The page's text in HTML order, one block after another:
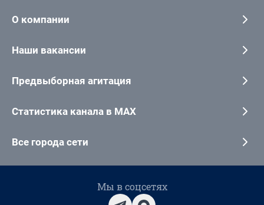
О компании
Наши вакансии
Предвыборная агитация
Статистика канала в MAX
Все города сети
Мы в соцсетях